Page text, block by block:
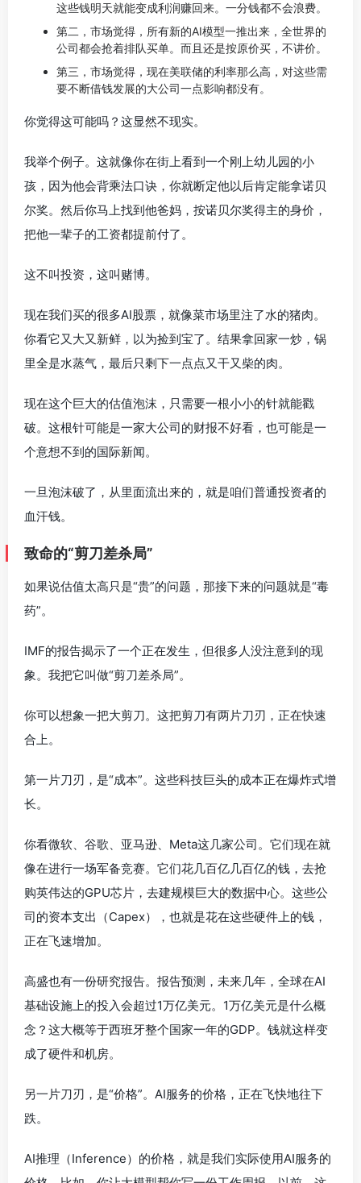
这些钱明天就能变成利润赚回来。一分钱都不会浪费。
第二，市场觉得，所有新的AI模型一推出来，全世界的
公司都会抢着排队买单。而且还是按原价买，不讲价。
第三，市场觉得，现在美联储的利率那么高，对这些需
要不断借钱发展的大公司一点影响都没有。
你觉得这可能吗？这显然不现实。
我举个例子。这就像你在街上看到一个刚上幼儿园的小
孩，因为他会背乘法口诀，你就断定他以后肯定能拿诺贝
尔奖。然后你马上找到他爸妈，按诺贝尔奖得主的身价，
把他一辈子的工资都提前付了。
这不叫投资，这叫赌博。
现在我们买的很多AI股票，就像菜市场里注了水的猪肉。
你看它又大又新鲜，以为捡到宝了。结果拿回家一炒，锅
里全是水蒸气，最后只剩下一点点又干又柴的肉。
现在这个巨大的估值泡沫，只需要一根小小的针就能戳
破。这根针可能是一家大公司的财报不好看，也可能是一
个意想不到的国际新闻。
一旦泡沫破了，从里面流出来的，就是咱们普通投资者的
血汗钱。
致命的“剪刀差杀局”
如果说估值太高只是“贵”的问题，那接下来的问题就是“毒
药”。
IMF的报告揭示了一个正在发生，但很多人没注意到的现
象。我把它叫做“剪刀差杀局”。
你可以想象一把大剪刀。这把剪刀有两片刀刃，正在快速
合上。
第一片刀刃，是“成本”。这些科技巨头的成本正在爆炸式增
长。
你看微软、谷歌、亚马逊、Meta这几家公司。它们现在就
像在进行一场军备竞赛。它们花几百亿几百亿的钱，去抢
购英伟达的GPU芯片，去建规模巨大的数据中心。这些公
司的资本支出（Capex），也就是花在这些硬件上的钱，
正在飞速增加。
高盛也有一份研究报告。报告预测，未来几年，全球在AI
基础设施上的投入会超过1万亿美元。1万亿美元是什么概
念？这大概等于西班牙整个国家一年的GDP。钱就这样变
成了硬件和机房。
另一片刀刃，是“价格”。AI服务的价格，正在飞快地往下
跌。
AI推理（Inference）的价格，就是我们实际使用AI服务的